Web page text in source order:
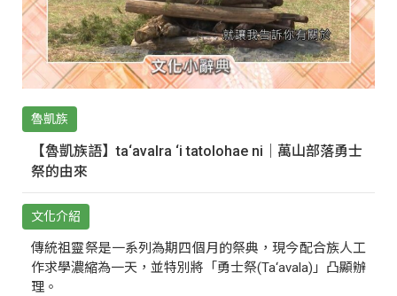
魯凱族
【魯凱族語】ta‘avalra ‘i tatolohae ni｜萬山部落勇士
祭的由來
文化介紹
傳統祖靈祭是一系列為期四個月的祭典，現今配合族人工
作求學濃縮為一天，並特別將「勇士祭(Ta‘avala)」凸顯辦
理。